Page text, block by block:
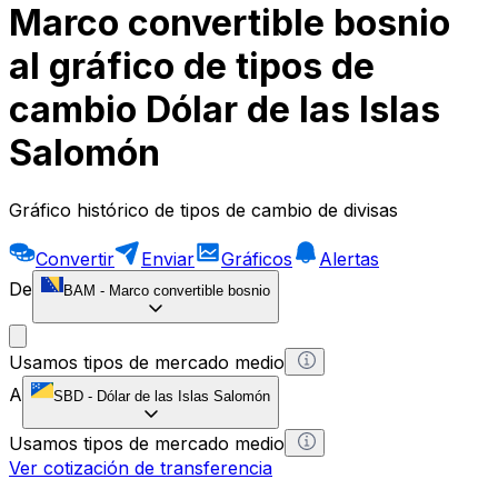
Marco convertible bosnio
al gráfico de tipos de
cambio Dólar de las Islas
Salomón
Gráfico histórico de tipos de cambio de divisas
Convertir Enviar Gráficos
Alertas
De
BAM - Marco convertible bosnio
Usamos tipos de mercado medio
A
SBD - Dólar de las Islas Salomón
Usamos tipos de mercado medio
Ver cotización de transferencia